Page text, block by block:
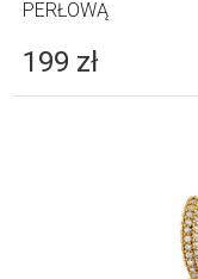
PERŁOWĄ
199 zł